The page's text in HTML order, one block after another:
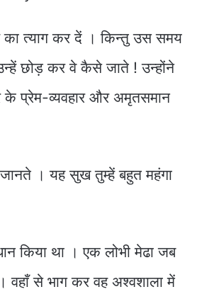
का त्याग कर दें । किन्तु उस समय
छोड़ कर वे कैसे जाते ! उन्होंने
के प्रेम-व्यवहार और अमृतसमान
। यह सुख तुम्हें बहुत महंगा
किया था । एक लोभी मेढा जब
से भाग कर वह अश्‍वशाला में